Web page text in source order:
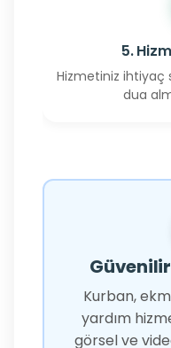
5.
Hizmetiniz ihtiyaç
dua
Kurban,
yardım
görsel ve